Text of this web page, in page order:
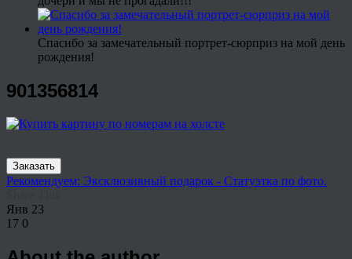
Спасибо за замечательный портрет-сюрприз на мой день
рождения!
901356814
Заказать
Рекомендуем: Эксклюзивный подарок - Статуэтка по фото.
Янв 23
17 0